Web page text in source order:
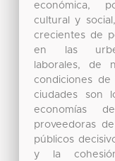
económica,
cultural y
crecientes de
en las
laborales, de
condiciones
ciudades son
economías
proveedoras
públicos
y la